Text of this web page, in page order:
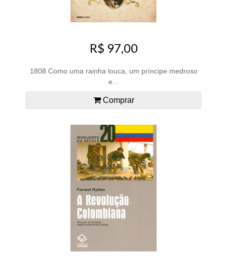
R$ 97,00
1808 Como uma rainha louca, um príncipe medroso
e...
Comprar